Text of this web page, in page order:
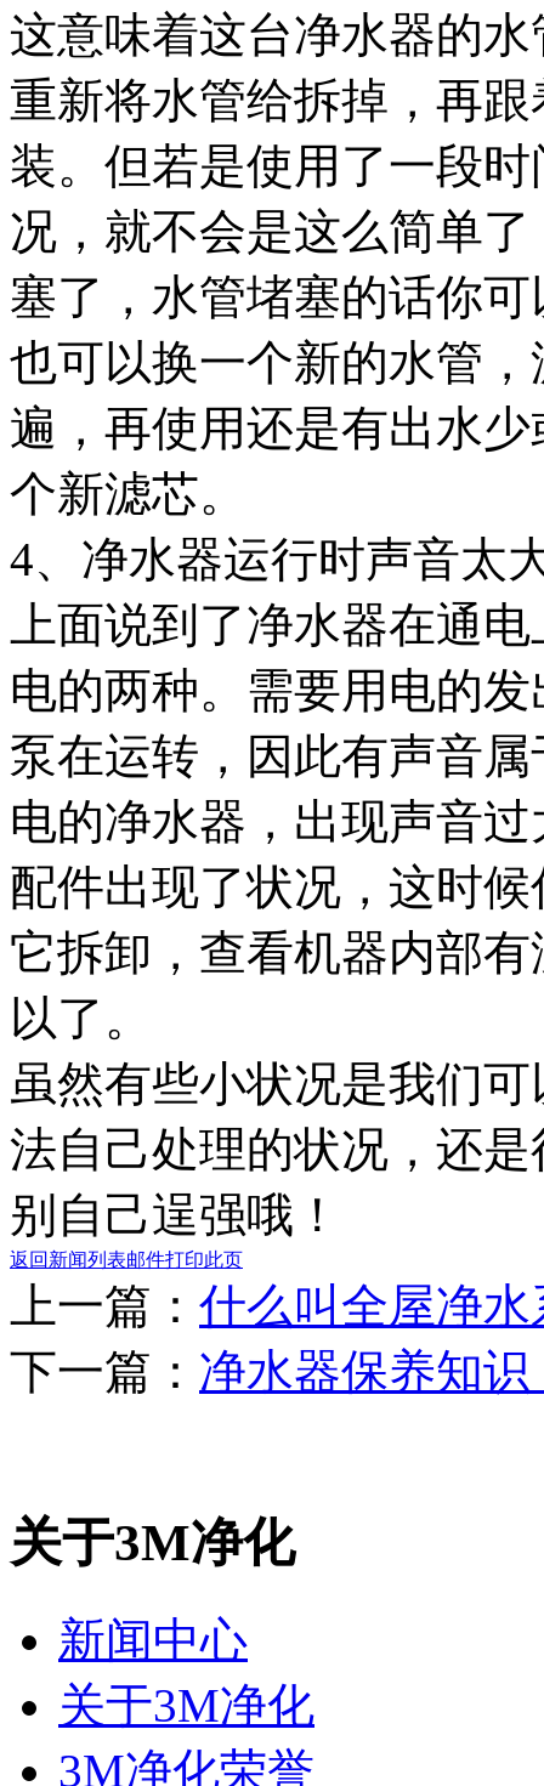
这意味着这台净水器的
重新将水管给拆掉，再
装。但若是使用了一段
况，就不会是这么简单
塞了，水管堵塞的话你
也可以换一个新的水管
遍，再使用还是有出水
个新滤芯。
4、净水器运行时声音太
上面说到了净水器在通
电的两种。需要用电的
泵在运转，因此有声音
电的净水器，出现声音
配件出现了状况，这时
它拆卸，查看机器内部
以了。
虽然有些小状况是我们
法自己处理的状况，还
别自己逞强哦！
返回新闻列表邮件打印此页
上一篇： 什么叫全屋净
下一篇： 净水器保养知
关于3M净化
新闻中心
关于3M净化
3M净化荣誉